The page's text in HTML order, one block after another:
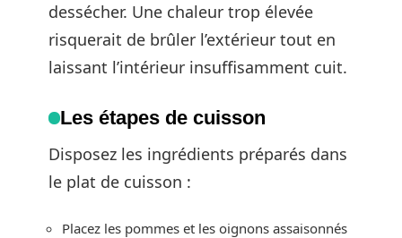
dessécher. Une chaleur trop élevée
risquerait de brûler l’extérieur tout en
laissant l’intérieur insuffisamment cuit.
Les étapes de cuisson
Disposez les ingrédients préparés dans
le plat de cuisson :
Placez les pommes et les oignons assaisonnés